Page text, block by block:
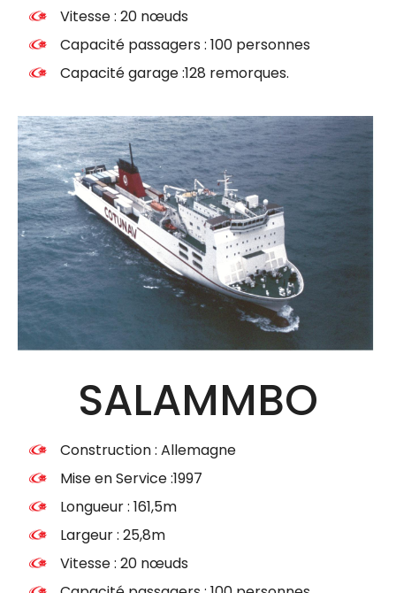
Vitesse : 20 nœuds
Capacité passagers : 100 personnes
Capacité garage :128 remorques.
SALAMMBO
Construction : Allemagne
Mise en Service :1997
Longueur : 161,5m
Largeur : 25,8m
Vitesse : 20 nœuds